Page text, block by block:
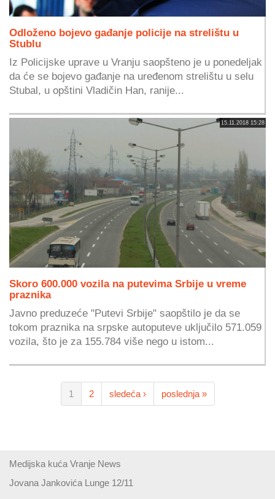
Odloženo bojevo gađanje policije na strelištu u
Stublu
Iz Policijske uprave u Vranju saopšteno je u ponedeljak
da će se bojevo gađanje na uređenom strelištu u selu
Stubal, u opštini Vladičin Han, ranije...
15.11.2018 15:28
Skoro 600.000 vozila na putevima Srbije u vreme
praznika
Javno preduzeće "Putevi Srbije" saopštilo je da se
tokom praznika na srpske autoputeve uključilo 571.059
vozila, što je za 155.784 više nego u istom...
1 2 sledeća › poslednja »
Medijska kuća Vranje News
Jovana Jankovića Lunge 12/11